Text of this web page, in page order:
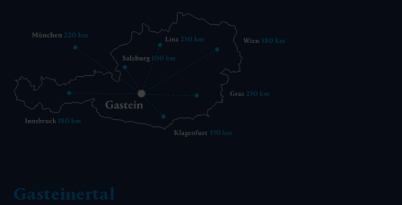
Gasteinertal